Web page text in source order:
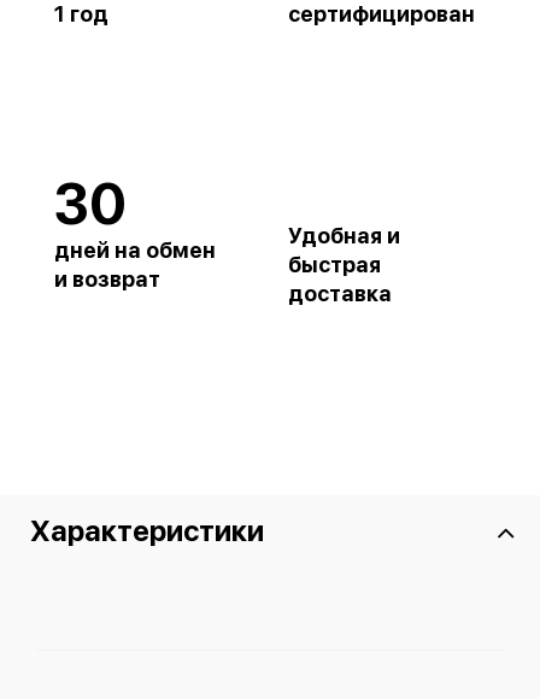
1 год
сертифицирован
30
дней на обмен
и возврат
Удобная и
быстрая
доставка
Характеристики